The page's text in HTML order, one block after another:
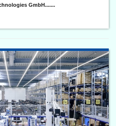
GmbH.......